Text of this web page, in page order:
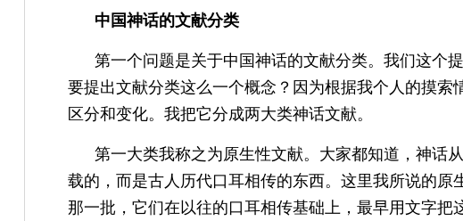
中国神话的文献分类
第一个问题是关于中国神话的文献分类。我们这个
要提出文献分类这么一个概念？因为根据我个人的摸
区分和变化。我把它分成两大类神话文献。
第一大类我称之为原生性文献。大家都知道，神话
载的，而是古人历代口耳相传的东西。这里我所说的
那一批，它们在以往的口耳相传基础上，最早用文字